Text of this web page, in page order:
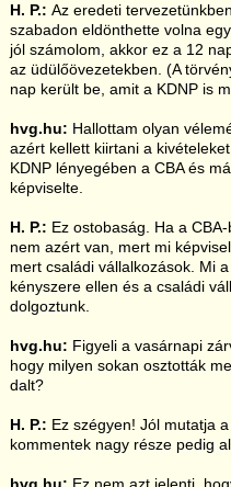
H. P.: Az eredeti
szabadon eldönthette volna
jól számolom, akkor ez a 12
az üdülőövezetekben. (A
nap került be, amit a KDNP is
hvg.hu: Hallottam olyan
azért kellett kiirtani a
KDNP lényegében a CBA és
képviselte.
H. P.: Ez ostobaság. Ha a
nem azért van, mert mi
mert családi vállalkozások. Mi
kényszere ellen és a családi
dolgoztunk.
hvg.hu: Figyeli a vasárnapi
hogy milyen sokan osztották
dalt?
H. P.: Ez szégyen! Jól mutatja
kommentek nagy része pedig